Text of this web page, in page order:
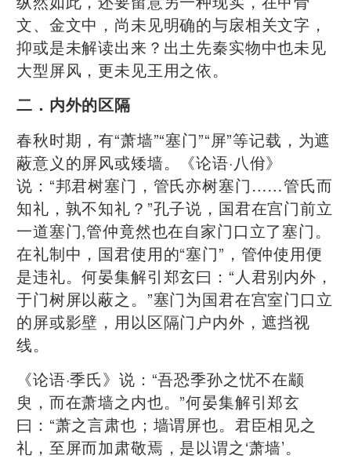
文、金文中，尚未见明确的与扆相关文字，
抑或是未解读出来？出土先秦实物中也未见
大型屏风，更未见王用之依。
二．内外的区隔
春秋时期，有“萧墙”“塞门”“屏”等记载，为遮
蔽意义的屏风或矮墙。《论语·八佾》
说：“邦君树塞门，管氏亦树塞门……管氏而
知礼，孰不知礼？”孔子说，国君在宫门前立
一道塞门,管仲竟然也在自家门口立了塞门。
在礼制中，国君使用的“塞门”，管仲使用便
是违礼。何晏集解引郑玄曰：“人君别内外，
于门树屏以蔽之。”塞门为国君在宫室门口立
的屏或影壁，用以区隔门户内外，遮挡视
线。
《论语·季氏》说：“吾恐季孙之忧不在颛
臾，而在萧墙之内也。”何晏集解引郑玄
曰：“萧之言肃也；墙谓屏也。君臣相见之
礼，至屏而加肃敬焉，是以谓之‘萧墙’。